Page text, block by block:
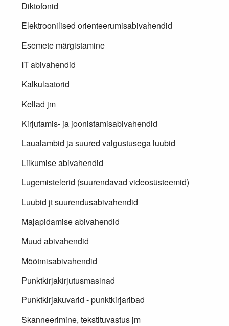
Diktofonid
Elektroonilised orienteerumisabivahendid
Esemete märgistamine
IT abivahendid
Kalkulaatorid
Kellad jm
Kirjutamis- ja joonistamisabivahendid
Laualambid ja suured valgustusega luubid
Liikumise abivahendid
Lugemistelerid (suurendavad videosüsteemid)
Luubid jt suurendusabivahendid
Majapidamise abivahendid
Muud abivahendid
Mõõtmisabivahendid
Punktkirjakirjutusmasinad
Punktkirjakuvarid - punktkirjaribad
Skanneerimine, tekstituvastus jm